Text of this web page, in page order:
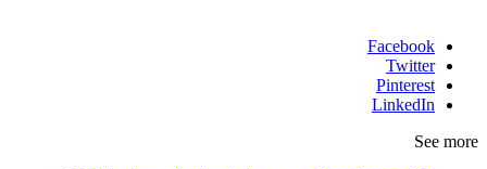
Facebook
Twitter
Pinterest
LinkedIn
See more